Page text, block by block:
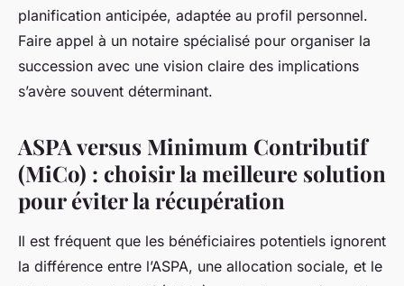
planification anticipée, adaptée au profil personnel.
Faire appel à un notaire spécialisé pour organiser la
succession avec une vision claire des implications
s’avère souvent déterminant.
ASPA versus Minimum Contributif
(MiCo) : choisir la meilleure solution
pour éviter la récupération
Il est fréquent que les bénéficiaires potentiels ignorent
la différence entre l’ASPA, une allocation sociale, et le